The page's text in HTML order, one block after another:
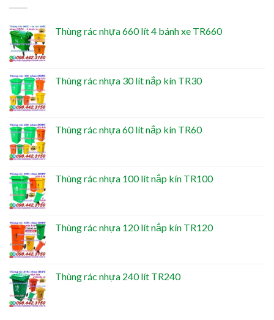
Thùng rác nhựa 660 lít 4 bánh xe TR660
Thùng rác nhựa 30 lít nắp kín TR30
Thùng rác nhựa 60 lít nắp kín TR60
Thùng rác nhựa 100 lít nắp kín TR100
Thùng rác nhựa 120 lít nắp kín TR120
Thùng rác nhựa 240 lít TR240